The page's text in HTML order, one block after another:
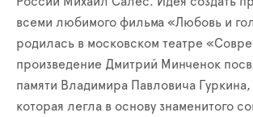
всеми любимого фильма «Любовь и
родилась в московском театре
произведение Дмитрий Минченок
памяти Владимира Павловича
которая легла в основу знаменитого